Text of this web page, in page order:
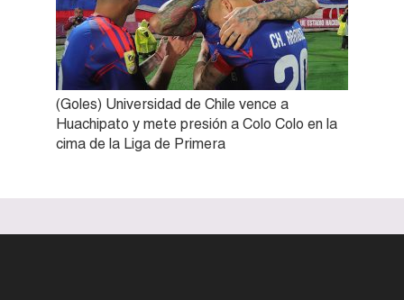
(Goles) Universidad de Chile vence a
Huachipato y mete presión a Colo Colo en la
cima de la Liga de Primera